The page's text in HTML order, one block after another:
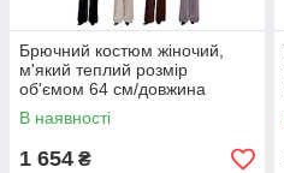
Брючний костюм жіночий,
м'який теплий розмір
об'ємом 64 см/довжина
штанів 105 см (4 кв) "BETSY"
недорого від прямого
постачальника
В наявності
1 654 ₴